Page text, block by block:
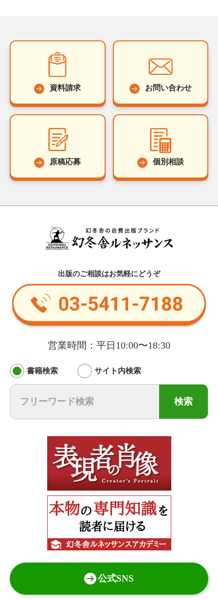
資料請求 お問い合わせ
原稿応募 個別相談
出版のご相談はお気軽にどうぞ
営業時間：平日10:00〜18:30
書籍検索 サイト内検索
検索
公式SNS